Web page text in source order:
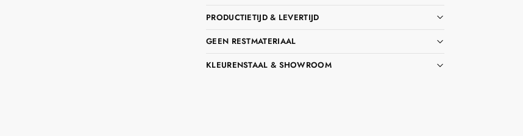
PRODUCTIETIJD & LEVERTIJD
GEEN RESTMATERIAAL
KLEURENSTAAL & SHOWROOM